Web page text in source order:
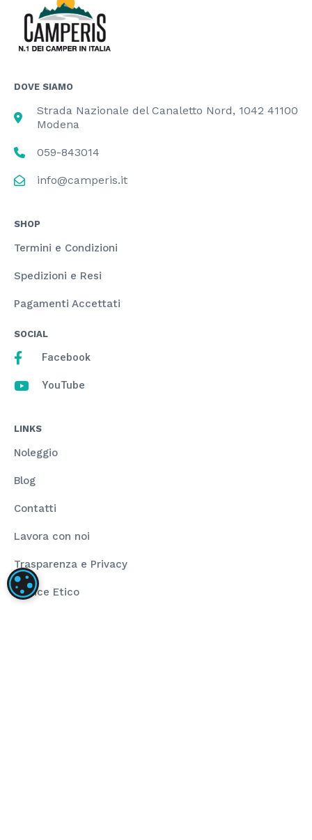
DOVE SIAMO
Strada Nazionale del Canaletto Nord, 1042 41100
Modena
059-843014
info@camperis.it
SHOP
Termini e Condizioni
Spedizioni e Resi
Pagamenti Accettati
SOCIAL
Facebook
YouTube
LINKS
Noleggio
Blog
Contatti
Lavora con noi
Trasparenza e Privacy
Codice Etico
IMPOSTAZIONI DEI COOKIE